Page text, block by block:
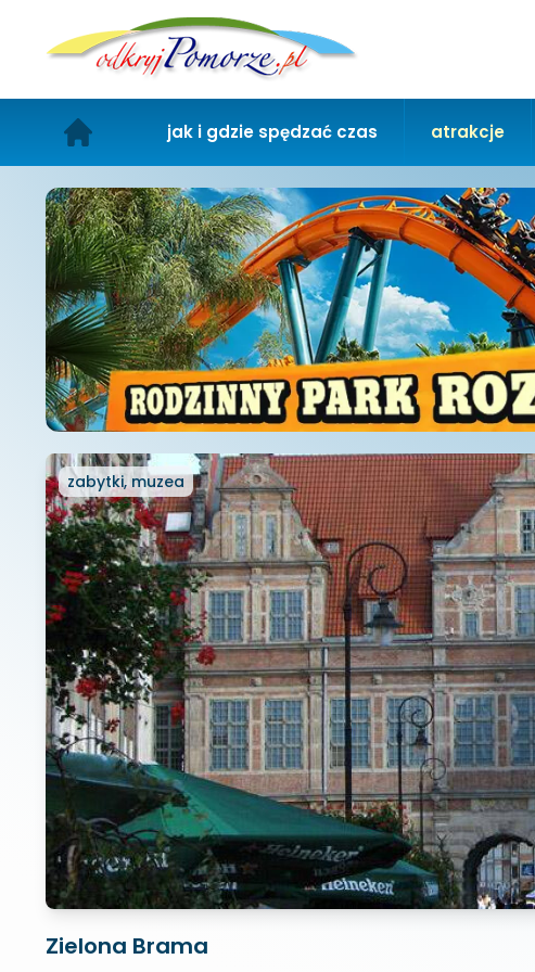
jak i gdzie spędzać czas atrakcje
zabytki, muzea
Zielona Brama